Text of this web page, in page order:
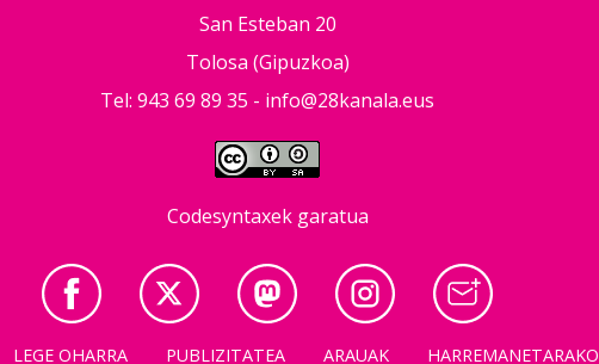
San Esteban 20
Tolosa (Gipuzkoa)
Tel: 943 69 89 35 - info@28kanala.eus
Codesyntaxek garatua
LEGE OHARRA PUBLIZITATEA ARAUAK HARREMANETARAKO